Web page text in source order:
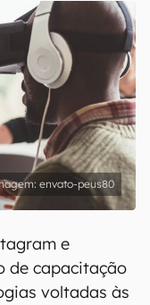
envato-peus80
e
de capacitação
voltadas às